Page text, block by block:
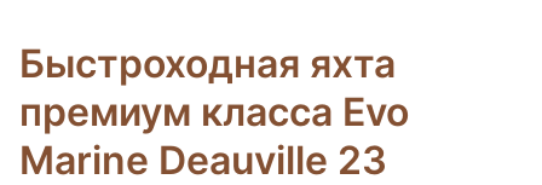
Быстроходная яхта
премиум класса Evo
Marine Deauville 23